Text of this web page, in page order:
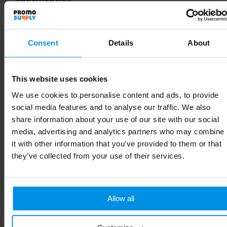
Consent Details About
This website uses cookies
We use cookies to personalise content and ads, to provide
social media features and to analyse our traffic. We also
share information about your use of our site with our social
media, advertising and analytics partners who may combine
it with other information that you’ve provided to them or that
they’ve collected from your use of their services.
Allow all
Artikelnummer
Merk Citizen Green
EAN-code 8713159774808
Kleur Wit
110 cm